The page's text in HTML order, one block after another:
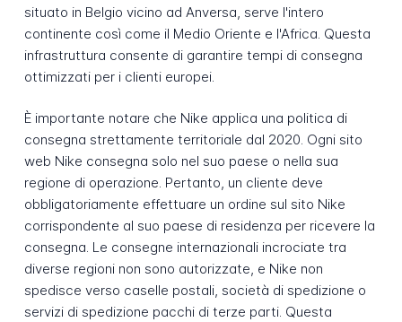
situato in Belgio vicino ad Anversa, serve l'intero
continente così come il Medio Oriente e l'Africa. Questa
infrastruttura consente di garantire tempi di consegna
ottimizzati per i clienti europei.
È importante notare che Nike applica una politica di
consegna strettamente territoriale dal 2020. Ogni sito
web Nike consegna solo nel suo paese o nella sua
regione di operazione. Pertanto, un cliente deve
obbligatoriamente effettuare un ordine sul sito Nike
corrispondente al suo paese di residenza per ricevere la
consegna. Le consegne internazionali incrociate tra
diverse regioni non sono autorizzate, e Nike non
spedisce verso caselle postali, società di spedizione o
servizi di spedizione pacchi di terze parti. Questa